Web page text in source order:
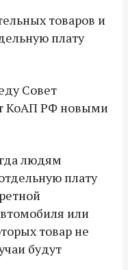
товаров и
плату
Совет
КоАП РФ новыми
людям
плату
или
товар не
будут